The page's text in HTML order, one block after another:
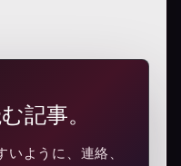
記事。
ように、連絡、